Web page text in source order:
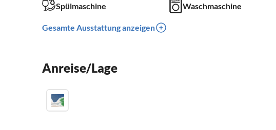
Spülmaschine
Waschmaschine
Gesamte Ausstattung anzeigen
Anreise/Lage